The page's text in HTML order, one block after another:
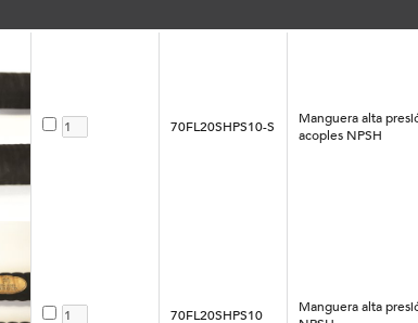
70FL20SHPS10-S
Manguera alta
acoples NPSH
70FL20SHPS10
Manguera alta